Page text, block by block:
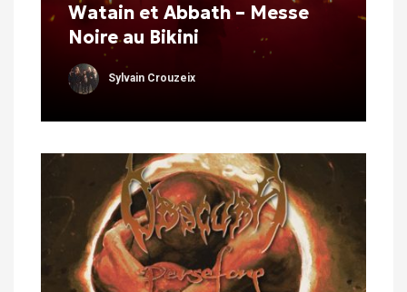
Watain et Abbath – Messe
Noire au Bikini
Sylvain Crouzeix